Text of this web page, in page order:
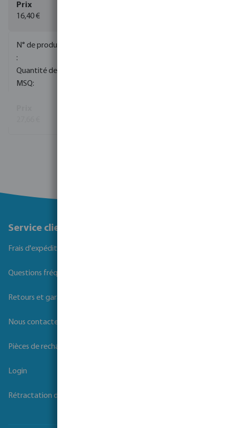
16,40 €
Service client
Frais d'expédition
Questions fréquemment posées
Retours et garanties
Nous contacter
Pièces de rechange
Login
Rétractation du contrat